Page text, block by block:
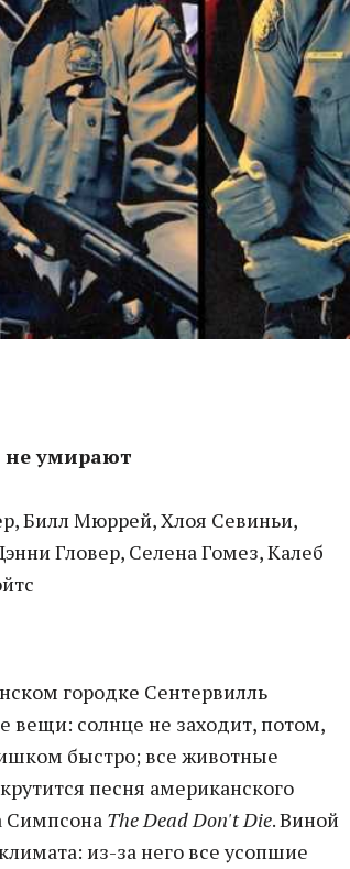
не умирают
Билл Мюррей, Хлоя Севиньи,
Гловер, Селена Гомез, Калеб
городке Сентервилль
вещи: солнце не заходит, потом,
быстро; все животные
песня американского
Симпсона The Dead Don't Die. Виной
из-за него все усопшие